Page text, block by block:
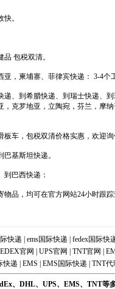
。
包税双清。
，柬埔寨、菲律宾快递： 3-4个
、到希腊快递、到瑞士快递、
克罗地亚，立陶宛，芬兰，摩
板车，包税双清价格实惠，欢迎
基斯坦快递。
巴西快递：
品，均可在官方网站24小时跟
快递 ems国际快递
fedex国际快
官网 UPS官网 TNT官网
快递 EMS EMS国际快递 TNT代
、DHL、UPS、EMS、TNT